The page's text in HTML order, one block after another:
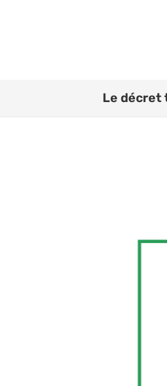
Le décret